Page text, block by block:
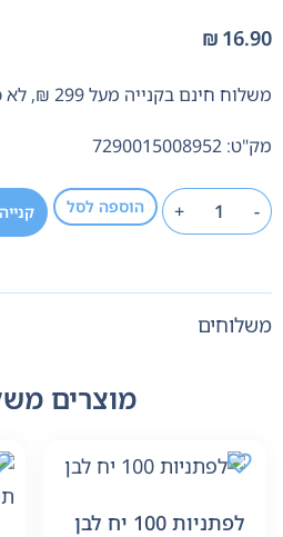
₪ 16.90
משלוח חינם בקנייה מעל 299 ₪, לא כולל בישום
מק"ט: 7290015008952
-
+ הוספה לסל
משלוחים
מוצרים
לפתניות 100 יח לבן